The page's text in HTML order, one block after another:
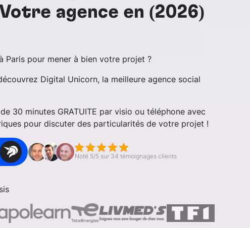
agence en (2026)
Paris pour mener à bien votre projet ?
Digital Unicorn, la meilleure agence social
30 minutes GRATUITE par visio ou téléphone avec
pour discuter des particularités de votre projet !
Noté 5/5 sur 34 témoignages clients